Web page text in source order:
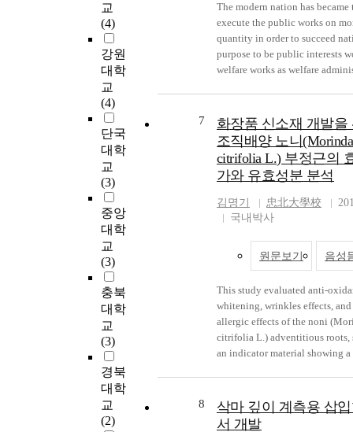
교
(4)
강원
대학
교
(4)
단국
대학
교
(3)
중앙
대학
교
(3)
충북
대학
교
(3)
경북
대학
교
(2)
of
The modern nation has became
execute the public works on
quantity in order to succeed
purpose to be public interests
welfare works as welfare
neccessary element on the
and self governing body is to
one's head with serious
acquisition of public use land
efficient execution of the such
interests works. Specially, the
our country has made the use
of use land expense on a rise of
price and poor finance of the
business person. Therefore, to
and to be rational of land on
to be guaranteed the current
compensation on violation of
individual proprietary right by
interests works have to plan the
difficultly. Common, public
works has drove the land by
7
화장품 신소재 개발을
조직배양 노니(Morinda
citrifolia L.) 부정근의
가와 유효성분 분석
김명기 忠北大學校
국내박사
원문보기 음성
This study evaluated anti-
whitening, wrinkles effects,
allergic effects of the noni
citrifolia L.) adventitious roots,
an indicator material showing a
methods for purification and
analyses of the active
8
삭마 깊이 계측용 삽
서 개발